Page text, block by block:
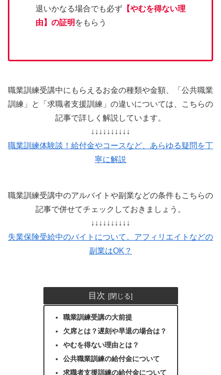
退いかなる場合でも必ず 【やむを得ない理
由】の証明 をもらう
職業訓練受講中にもらえるお金の種類や金額、「公共職業
訓練」と「求職者支援訓練」の違いについては、こちらの
記事で詳しく解説しています。
↓↓↓↓↓↓↓↓↓↓
職業訓練体験談！給付金やコースなど、あらゆる疑問を丁
寧に解説
職業訓練受講中のアルバイトや副業などの条件もこちらの
記事で併せてチェックしておきましょう。
↓↓↓↓↓↓↓↓↓↓
失業保険受給中のバイトについて。アフィリエイトなどの
副業はOK？
目次
職業訓練受講の大前提
欠席とは？遅刻や早退の場合は？
やむを得ない理由とは？
公共職業訓練の給付金について
求職者支援訓練の給付金について